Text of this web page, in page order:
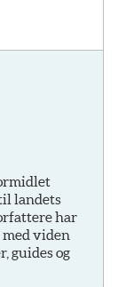
landets
har
viden
guides og